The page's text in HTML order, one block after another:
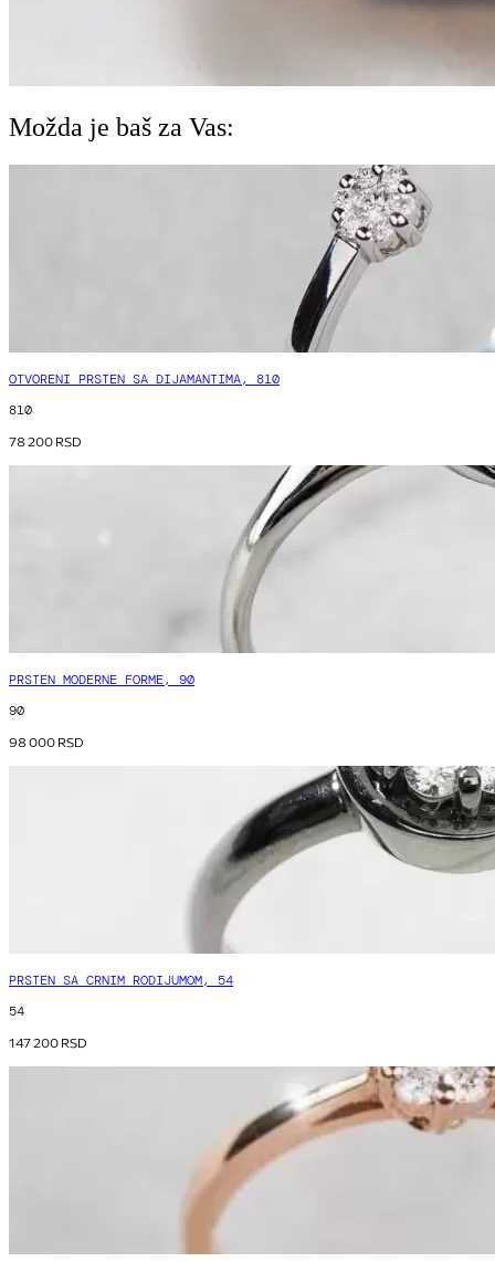
Možda je baš za Vas:
OTVORENI PRSTEN SA DIJAMANTIMA, 810
810
78 200RSD
PRSTEN MODERNE FORME, 90
90
98 000RSD
PRSTEN SA CRNIM RODIJUMOM, 54
54
147 200RSD